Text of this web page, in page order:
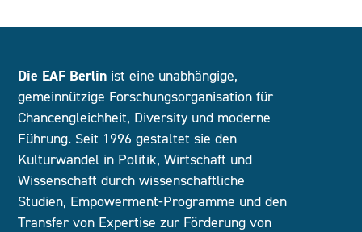
Die EAF Berlin ist eine unabhängige,
gemeinnützige Forschungsorganisation für
Chancengleichheit, Diversity und moderne
Führung. Seit 1996 gestaltet sie den
Kulturwandel in Politik, Wirtschaft und
Wissenschaft durch wissenschaftliche
Studien, Empowerment-Programme und den
Transfer von Expertise zur Förderung von